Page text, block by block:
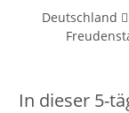
Deutschland
In dieser 5-